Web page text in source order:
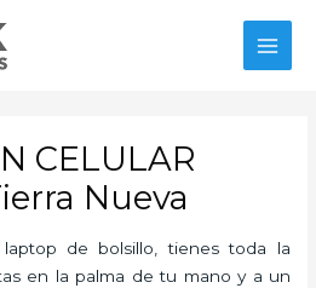
CELULAR
Nueva
de bolsillo, tienes toda la
en la palma de tu mano y a un